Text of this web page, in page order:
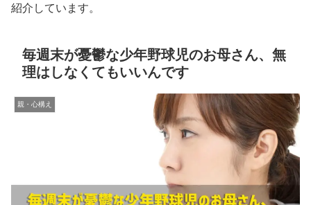
紹介しています。
毎週末が憂鬱な少年野球児のお母さん、無
理はしなくてもいいんです
親・心構え